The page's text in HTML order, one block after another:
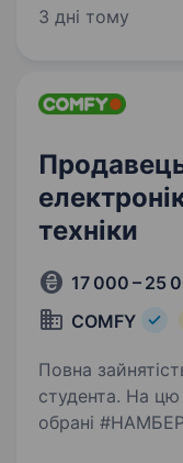
Підтримка користувачів
3 дні тому
техніки
17 000 – 25
COMFY
Повна
студента. На цю сторінку заходять лише
обрані #НАМБЕРВАН Схоже, ти